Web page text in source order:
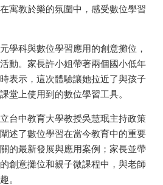
寓教於樂的氛圍中，感受數位學習
學科與數位學習應用的創意攤位，
動。家長許小姐帶著兩個國小低年
表示，這次體驗讓她拉近了與孩子
堂上使用到的數位學習工具。
台中教育大學教授吳慧珉主持政策
述了數位學習在當今教育中的重要
的最新發展與應用案例；家長並帶
創意攤位和親子微課程中，與老師
。